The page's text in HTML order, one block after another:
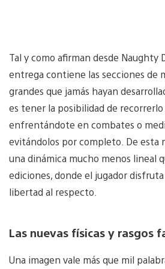
Tal y como afirman desde Naughty
entrega contiene las secciones de
grandes que jamás hayan
es tener la posibilidad de
enfrentándote en combates o
evitándolos por completo. De esta
una dinámica mucho menos lineal
ediciones, donde el jugador
libertad al respecto.
Las nuevas físicas y rasgos
Una imagen vale más que mil